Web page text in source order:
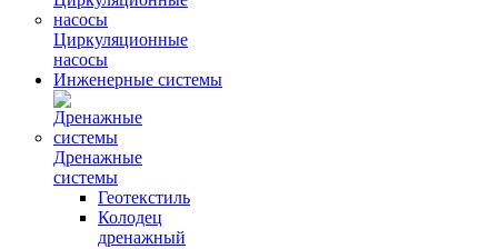
Циркуляционные
насосы
Инженерные системы
Дренажные
системы
Геотекстиль
Колодец
дренажный